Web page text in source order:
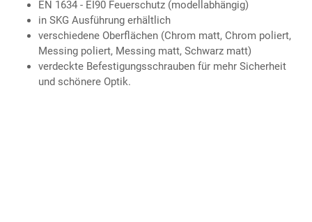
EN 1634 - EI90 Feuerschutz (modellabhängig)
in SKG Ausführung erhältlich
verschiedene Oberflächen (Chrom matt, Chrom poliert,
Messing poliert, Messing matt, Schwarz matt)
verdeckte Befestigungsschrauben für mehr Sicherheit
und schönere Optik.